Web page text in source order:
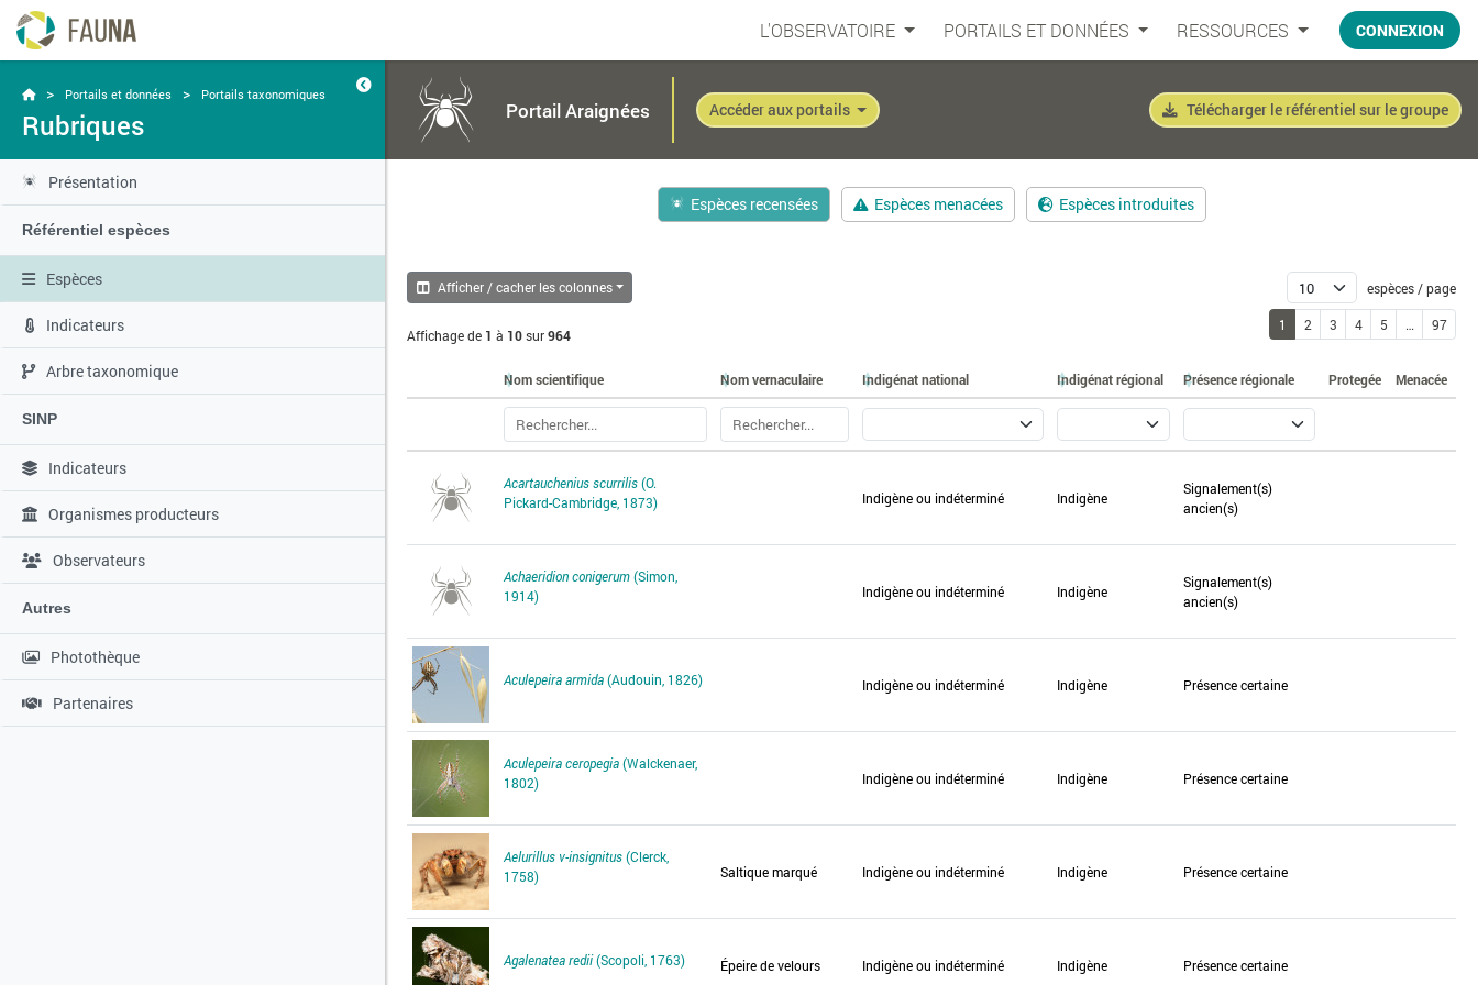
L'OBSERVATOIRE PORTAILS ET DONNÉES RESSOURCES CONNEXION
> Portails et données > Portails taxonomiques
Rubriques
Présentation
Référentiel espèces
Espèces
Indicateurs
Arbre taxonomique
SINP
Indicateurs
Organismes producteurs
Observateurs
Autres
Photothèque
Partenaires
Portail Araignées Accéder aux portails Télécharger le référentiel sur le groupe
Espèces recensées Espèces menacées Espèces introduites
Afficher / cacher les colonnes
Affichage de 1 à 10sur964
espèces / page
1 2 3 4 5 … 97
Nom scientifique Nom vernaculaire Indigénat national Indigénat régional Présence régionale Protegée Menacée
Acartauchenius scurrilis(O.
Pickard-Cambridge, 1873)
Indigène ou indéterminé Indigène
Signalement(s)
ancien(s)
Achaeridion conigerum(Simon,
1914)
Indigène ou indéterminé Indigène
Signalement(s)
ancien(s)
Aculepeira armida(Audouin, 1826) Indigène ou indéterminé Indigène Présence certaine
Aculepeira ceropegia(Walckenaer,
1802)
Indigène ou indéterminé Indigène Présence certaine
Aelurillus v-insignitus(Clerck,
1758)
Saltique marqué Indigène ou indéterminé Indigène Présence certaine
Agalenatea redii(Scopoli, 1763) Épeire de velours Indigène ou indéterminé Indigène Présence certaine